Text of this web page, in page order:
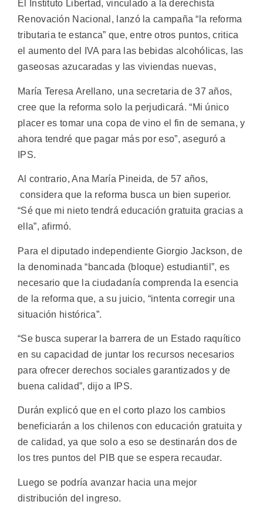
El Instituto Libertad, vinculado a la derechista
Renovación Nacional, lanzó la campaña “la reforma
tributaria te estanca” que, entre otros puntos, critica
el aumento del IVA para las bebidas alcohólicas, las
gaseosas azucaradas y las viviendas nuevas,
María Teresa Arellano, una secretaria de 37 años,
cree que la reforma solo la perjudicará. “Mi único
placer es tomar una copa de vino el fin de semana, y
ahora tendré que pagar más por eso”, aseguró a
IPS.
Al contrario, Ana María Pineida, de 57 años,
considera que la reforma busca un bien superior.
“Sé que mi nieto tendrá educación gratuita gracias a
ella”, afirmó.
Para el diputado independiente Giorgio Jackson, de
la denominada “bancada (bloque) estudiantil”, es
necesario que la ciudadanía comprenda la esencia
de la reforma que, a su juicio, “intenta corregir una
situación histórica”.
“Se busca superar la barrera de un Estado raquítico
en su capacidad de juntar los recursos necesarios
para ofrecer derechos sociales garantizados y de
buena calidad”, dijo a IPS.
Durán explicó que en el corto plazo los cambios
beneficiarán a los chilenos con educación gratuita y
de calidad, ya que solo a eso se destinarán dos de
los tres puntos del PIB que se espera recaudar.
Luego se podría avanzar hacia una mejor
distribución del ingreso.